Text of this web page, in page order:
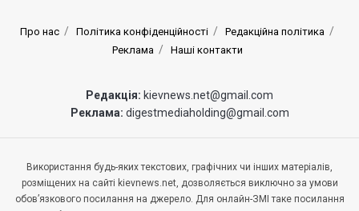
Про нас Політика конфіденційності
Редакційна політика
Реклама
Наші контакти
Редакція: kievnews.net@gmail.com
Реклама: digestmediaholding@gmail.com
Використання будь-яких текстових, графічних чи інших матеріалів,
розміщених на сайті kievnews.net, дозволяється виключно за умови
обов’язкового посилання на джерело. Для онлайн-ЗМІ таке посилання